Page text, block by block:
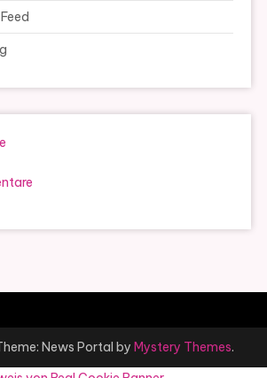
News Portal by Mystery Themes.